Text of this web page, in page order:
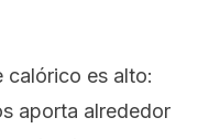
calórico es alto:
aporta alrededor